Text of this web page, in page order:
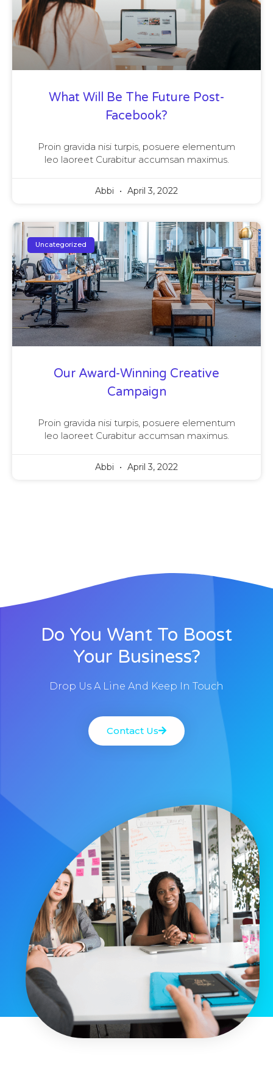
What Will Be The Future Post-
Facebook?
Proin gravida nisi turpis, posuere elementum
leo laoreet Curabitur accumsan maximus.
Abbi April 3, 2022
Uncategorized
Our Award-Winning Creative
Campaign
Proin gravida nisi turpis, posuere elementum
leo laoreet Curabitur accumsan maximus.
Abbi April 3, 2022
Do You Want To Boost
Your Business?
Drop Us A Line And Keep In Touch
Contact Us